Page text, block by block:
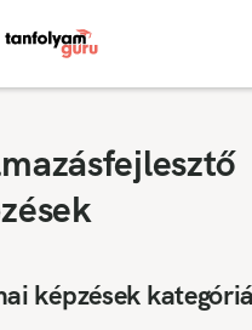
képzések